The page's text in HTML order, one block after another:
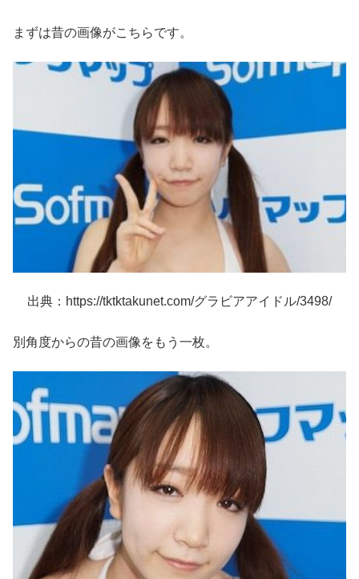
まずは昔の画像がこちらです。
出典：https://tktktakunet.com/グラビアアイドル/3498/
別角度からの昔の画像をもう一枚。